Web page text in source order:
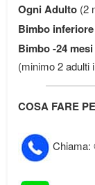
Ogni Adulto (2
Bimbo
Bimbo -24 mesi
(minimo 2 adulti
COSA FARE
Chiama: